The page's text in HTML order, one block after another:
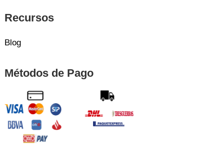
Recursos
Blog
Métodos de Pago